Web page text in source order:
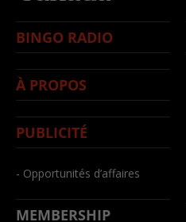
BINGO RADIO
À PROPOS
PUBLICITÉ
- Opportunités d’affaires
MEMBERSHIP